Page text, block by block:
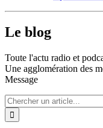
Le blog
Toute l'actu radio et
Une agglomération des
Message